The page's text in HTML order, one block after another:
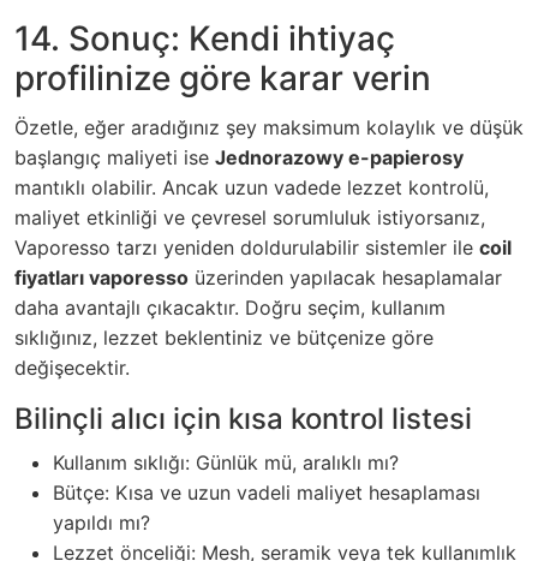
14. Sonuç: Kendi ihtiyaç
profilinize göre karar verin
Özetle, eğer aradığınız şey maksimum kolaylık ve düşük
başlangıç maliyeti ise Jednorazowy e-papierosy
mantıklı olabilir. Ancak uzun vadede lezzet kontrolü,
maliyet etkinliği ve çevresel sorumluluk istiyorsanız,
Vaporesso tarzı yeniden doldurulabilir sistemler ile coil
fiyatları vaporesso üzerinden yapılacak hesaplamalar
daha avantajlı çıkacaktır. Doğru seçim, kullanım
sıklığınız, lezzet beklentiniz ve bütçenize göre
değişecektir.
Bilinçli alıcı için kısa kontrol listesi
Kullanım sıklığı: Günlük mü, aralıklı mı?
Bütçe: Kısa ve uzun vadeli maliyet hesaplaması
yapıldı mı?
Lezzet önceliği: Mesh, seramik veya tek kullanımlık